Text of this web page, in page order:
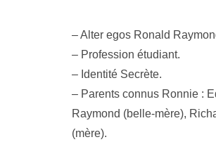
– Alter egos Ronald
– Profession étudiant.
– Identité Secrète.
– Parents connus Ronnie :
Raymond (belle-mère),
(mère).